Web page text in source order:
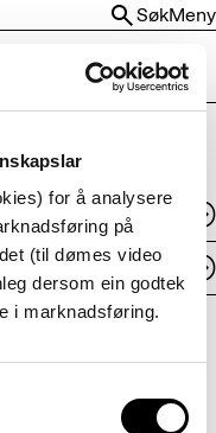
for å analysere
på
(til dømes video
dersom ein godtek
i marknadsføring.
SøkMeny
ledelse